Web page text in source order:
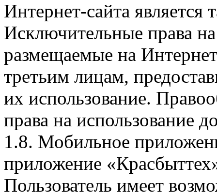
Интернет-сайта
Исключительные права
размещаемые на
третьим лицам,
их использование.
права на использование
1.8. Мобильное
приложение
Пользователь имеет